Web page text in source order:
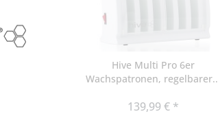
Hive Multi Pro 6er
Wachspatronen,
139,99 € *